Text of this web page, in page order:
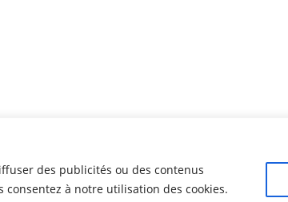
des publicités ou des contenus
à notre utilisation des cookies.
Fédération Léo Lagrange Animationpour la collectivité